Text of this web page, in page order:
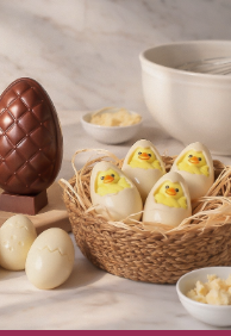
de
x 35 mm
x 35 mm